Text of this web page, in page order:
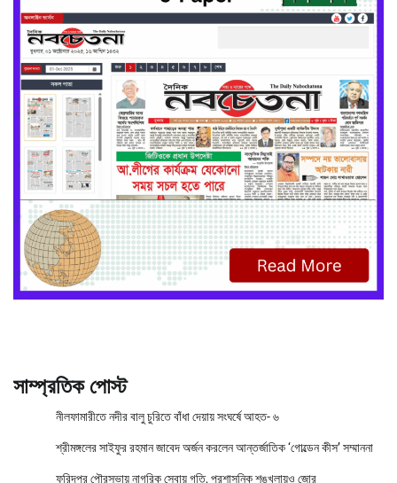
সাম্প্রতিক পোস্ট
নীলফামারীতে নদীর বালু চুরিতে বাঁধা দেয়ায় সংঘর্ষে আহত- ৬
শ্রীমঙ্গলের সাইফুর রহমান জাবেদ অর্জন করলেন আন্তর্জাতিক ‘গোল্ডেন কীস’ সম্মাননা
ফরিদপুর পৌরসভায় নাগরিক সেবায় গতি, প্রশাসনিক শৃঙ্খলায়ও জোর